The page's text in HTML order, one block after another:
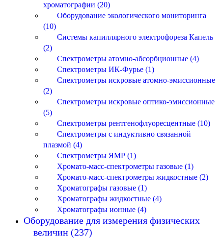
хроматографии (20)
Оборудование экологического мониторинга
(10)
Системы капиллярного электрофореза Капель
(2)
Спектрометры атомно-абсорбционные (4)
Спектрометры ИК-Фурье (1)
Спектрометры искровые атомно-эмиссионные
(2)
Спектрометры искровые оптико-эмиссионные
(5)
Спектрометры рентгенофлуоресцентные (10)
Спектрометры с индуктивно связанной
плазмой (4)
Спектрометры ЯМР (1)
Хромато-масс-спектрометры газовые (1)
Хромато-масс-спектрометры жидкостные (2)
Хроматографы газовые (1)
Хроматографы жидкостные (4)
Хроматографы ионные (4)
Оборудование для измерения физических
величин (237)